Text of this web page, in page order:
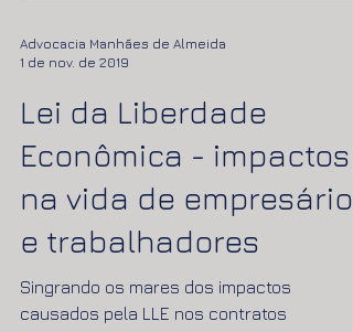
1 de nov. de 2019
Lei da Liberdade
Econômica - impactos
na vida de empresários
e trabalhadores